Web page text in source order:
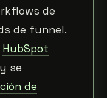
de
de funnel.
HubSpot
se
de